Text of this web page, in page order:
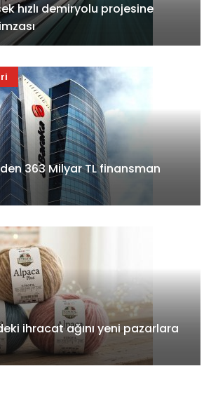
hızlı demiryolu projesine
363 Milyar TL finansman
ihracat ağını yeni pazarlara